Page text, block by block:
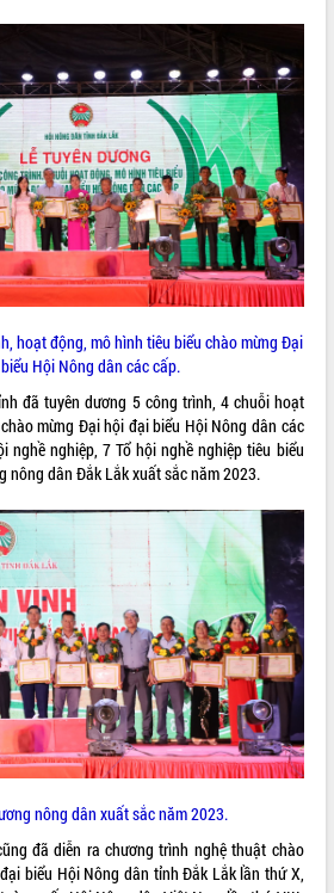
hình
4
đẩy
tỉnh
thực
mạnh
chính
tại Hội
190
địa
Ma
“di
cầu
cao đời
thiết
đẩy
điểm
hoạt động, mô hình tiêu biểu chào mừng Đại
Hội Nông dân các cấp.
đã tuyên dương 5 công trình, 4 chuỗi hoạt
mừng Đại hội đại biểu Hội Nông dân các
nghề nghiệp, 7 Tổ hội nghề nghiệp tiêu biểu
nông dân Đắk Lắk xuất sắc năm 2023.
nông dân xuất sắc năm 2023.
đã diễn ra chương trình nghệ thuật chào
biểu Hội Nông dân tỉnh Đắk Lắk lần thứ X,